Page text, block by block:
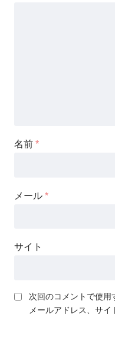
名前 *
メール *
サイト
次回のコメントで使用
メールアドレス、サイ